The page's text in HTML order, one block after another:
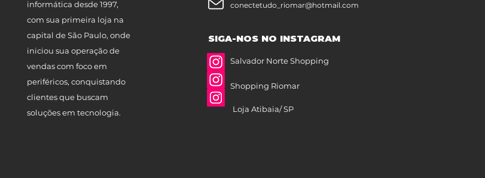
informática desde 1997,
com sua primeira loja na
capital de São Paulo, onde
iniciou sua operação de
vendas com foco em
periféricos, conquistando
clientes que buscam
soluções em tecnologia.
conectetudo_riomar@hotmail.com
SIGA-NOS NO INSTAGRAM
Salvador Norte Shopping
Shopping Riomar
Loja Atibaia/ SP